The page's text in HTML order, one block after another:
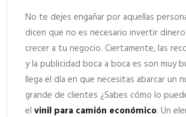
No te dejes engañar por aquellas
dicen que no es necesario invertir
crecer a tu negocio. Ciertamente, las
y la publicidad boca a boca es son muy
llega el día en que necesitas abarcar un
grande de clientes ¿Sabes cómo lo
elvinil para camión económico. Un